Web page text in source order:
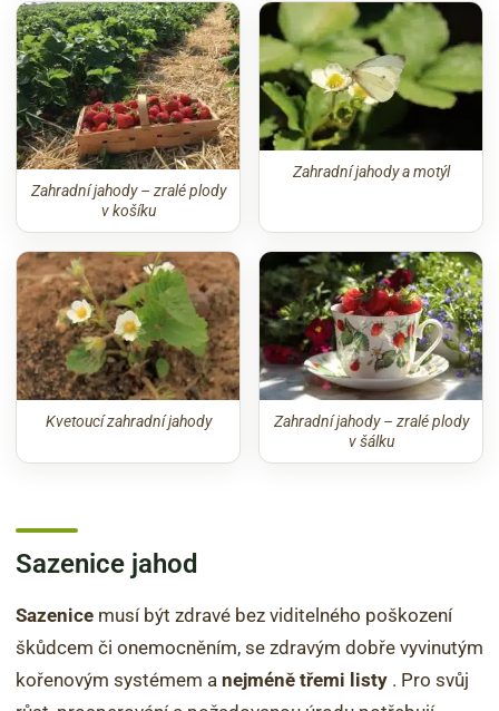
Zahradní jahody – zralé plody
v košíku
Zahradní jahody a motýl
Kvetoucí zahradní jahody
Zahradní jahody – zralé plody
v šálku
Sazenice jahod
Sazenice musí být zdravé bez viditelného poškození
škůdcem či onemocněním, se zdravým dobře vyvinutým
kořenovým systémem a nejméně třemi listy . Pro svůj